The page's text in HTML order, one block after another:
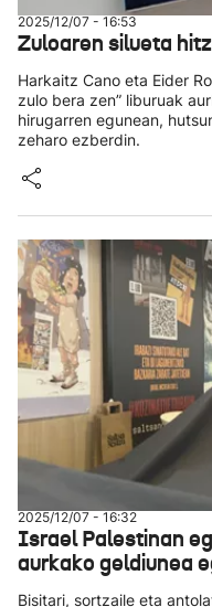
2025/12/07 - 16:53
Zuloaren silueta
Harkaitz Cano eta Eider
zulo bera zen” liburuak
hirugarren egunean,
zeharo ezberdin.
2025/12/07 - 16:32
Israel Palestinan
aurkako geldiunea
Bisitari, sortzaile eta